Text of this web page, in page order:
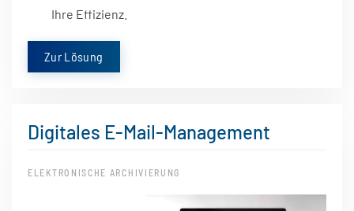
Ihre Effizienz.
Zur Lösung
Digitales E-Mail-Management
ELEKTRONISCHE ARCHIVIERUNG